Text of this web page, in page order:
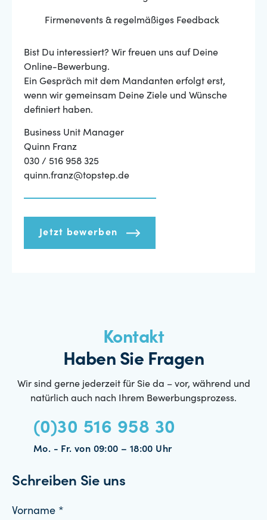
Firmenevents & regelmäßiges Feedback
Bist Du interessiert? Wir freuen uns auf Deine
Online-Bewerbung.
Ein Gespräch mit dem Mandanten erfolgt erst,
wenn wir gemeinsam Deine Ziele und Wünsche
definiert haben.
Business Unit Manager
Quinn Franz
030 / 516 958 325
quinn.franz@topstep.de
Jetzt bewerben
Kontakt
Haben Sie Fragen
Wir sind gerne jederzeit für Sie da – vor, während und
natürlich auch nach Ihrem Bewerbungsprozess.
(0)30 516 958 30
Mo. - Fr. von 09:00 – 18:00 Uhr
Schreiben Sie uns
Vorname *